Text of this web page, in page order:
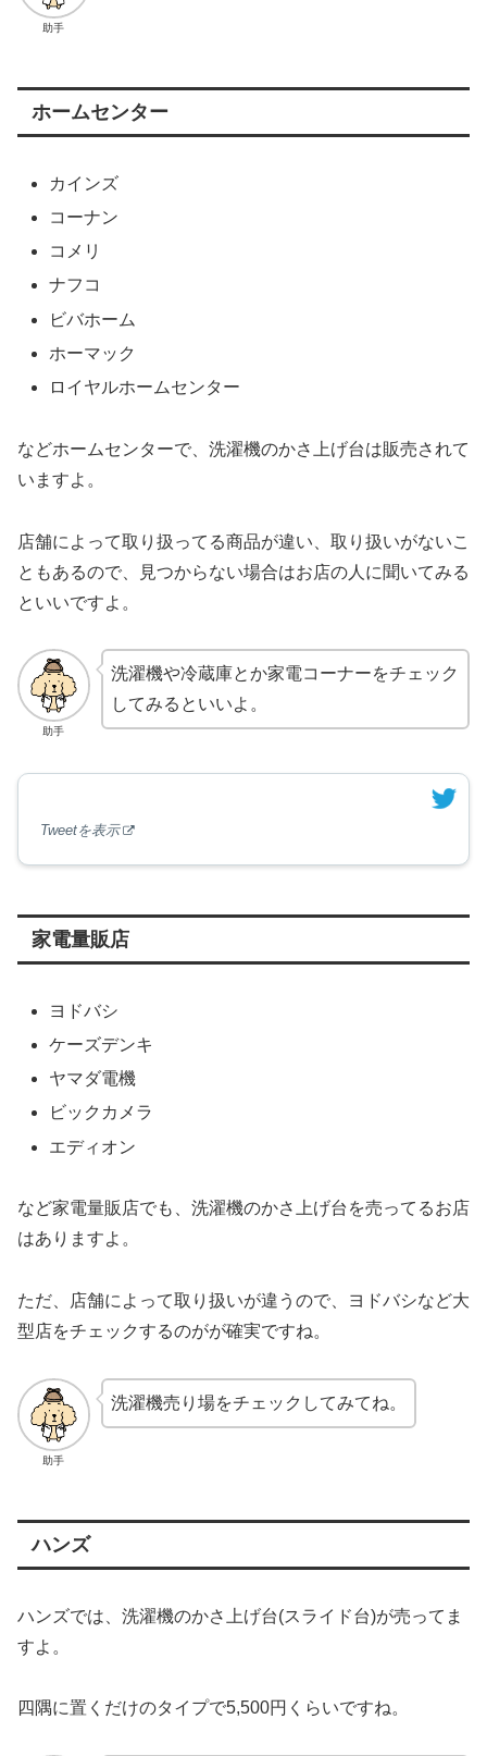
助手
ホームセンター
カインズ
コーナン
コメリ
ナフコ
ビバホーム
ホーマック
ロイヤルホームセンター
などホームセンターで、洗濯機のかさ上げ台は販売されて
いますよ。
店舗によって取り扱ってる商品が違い、取り扱いがないこ
ともあるので、見つからない場合はお店の人に聞いてみる
といいですよ。
助手
洗濯機や冷蔵庫とか家電コーナーをチェック
してみるといいよ。
Tweetを表示
家電量販店
ヨドバシ
ケーズデンキ
ヤマダ電機
ビックカメラ
エディオン
など家電量販店でも、洗濯機のかさ上げ台を売ってるお店
はありますよ。
ただ、店舗によって取り扱いが違うので、ヨドバシなど大
型店をチェックするのがが確実ですね。
助手
洗濯機売り場をチェックしてみてね。
ハンズ
ハンズでは、洗濯機のかさ上げ台(スライド台)が売ってま
すよ。
四隅に置くだけのタイプで5,500円くらいですね。